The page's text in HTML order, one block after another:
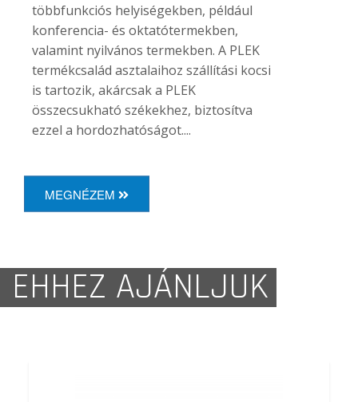
többfunkciós helyiségekben, például
konferencia- és oktatótermekben,
valamint nyilvános termekben. A PLEK
termékcsalád asztalaihoz szállítási kocsi
is tartozik, akárcsak a PLEK
összecsukható székekhez, biztosítva
ezzel a hordozhatóságot....
MEGNÉZEM
EHHEZ AJÁNLJUK